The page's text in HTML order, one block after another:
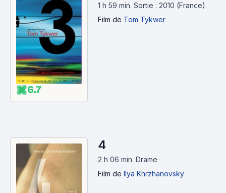
6.7
1 h 59 min. Sortie : 2010 (France).
Film de Tom Tykwer
4
2 h 06 min. Drame
Film de Ilya Khrzhanovsky